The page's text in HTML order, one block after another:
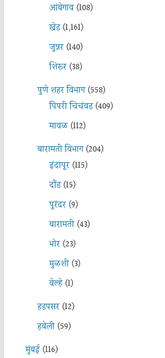
आंबेगाव(108)
खेड(1,161)
जुन्नर(140)
शिरूर(38)
पुणे शहर विभाग(558)
पिंपरी चिचंवड(409)
मावळ(112)
बारामती विभाग(204)
इंदापूर(115)
दौंड(15)
पुरंदर(9)
बारामती(43)
भोर(23)
मुळशी(3)
वेल्हे(1)
हडपसर(12)
हवेली(59)
मुंबई(116)